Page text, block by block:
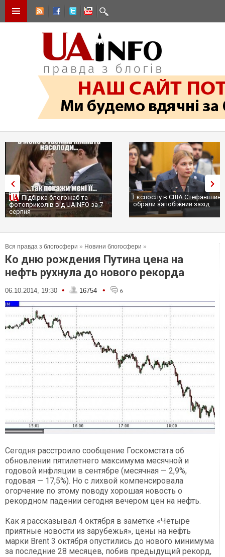
Підбірка блогожаб та
фотоприколів від UAINFO за 7
серпня
Експослу в США
обрали запобіжний захід
Вся правда з блогосфери » Новини блогосфери »
Ко дню рождения Путина цена на
нефть рухнула до нового рекорда
06.10.2014, 19:30 • 16754 • 6
Сегодня расстроило сообщение Госкомстата об
обновлении пятилетнего максимума месячной и
годовой инфляции в сентябре (месячная — 2,9%,
годовая — 17,5%). Но с лихвой компенсировала
огорчение по этому поводу хорошая новость о
рекордном падении сегодня вечером цен на нефть.
Как я рассказывал 4 октября в заметке «Четыре
приятные новости из зарубежья», цены на нефть
марки Brent 3 октября опустились до нового минимума
за последние 28 месяцев, побив предыдущий рекорд,